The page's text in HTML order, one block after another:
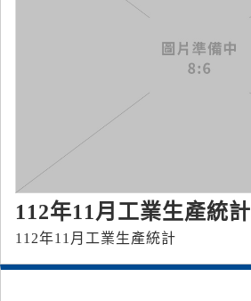
112年11月工業生產統計
112年11月工業生產統計